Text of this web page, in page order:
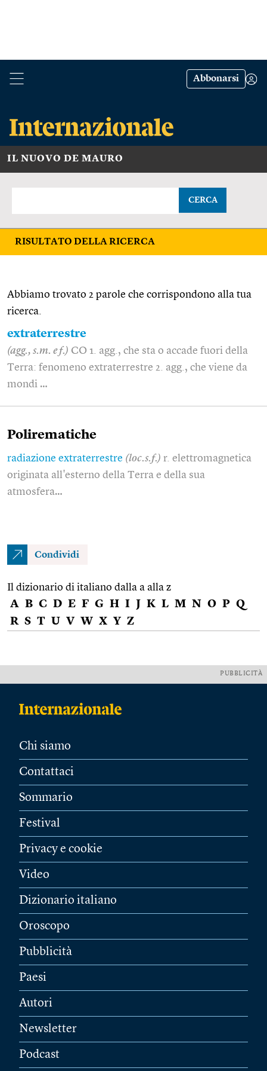
Abbonarsi
IL NUOVO DE MAURO
CERCA
RISULTATO DELLA RICERCA
Abbiamo trovato 2 parole che corrispondono alla tua
ricerca.
extraterrestre
(agg., s.m. e f.) CO 1. agg., che sta o accade fuori della
Terra: fenomeno extraterrestre 2. agg., che viene da
mondi …
Polirematiche
radiazione extraterrestre (loc.s.f.) r. elettromagnetica
originata all'esterno della Terra e della sua
atmosfera…
Condividi
Il dizionario di italiano dalla a alla z
A B C D E F G H I J K L M N O P Q
R S T U V W X Y Z
PUBBLICITÀ
Chi siamo
Contattaci
Sommario
Festival
Privacy e cookie
Video
Dizionario italiano
Oroscopo
Pubblicità
Paesi
Autori
Newsletter
Podcast